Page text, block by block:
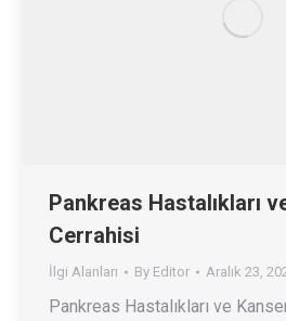
Pankreas Hastalıkları
Cerrahisi
İlgi Alanları By Editor Aralık 23,
Pankreas Hastalıkları ve